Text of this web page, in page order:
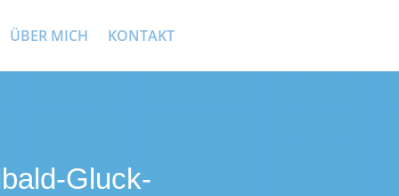
ÜBER MICH KONTAKT
Gluck-